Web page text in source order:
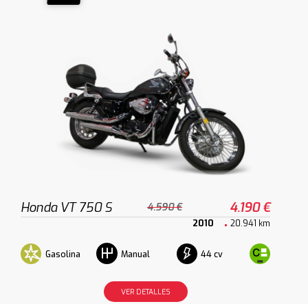
Honda VT 750 S 4.590 € 4.190 €
2010 20.941 km
Gasolina Manual 44 cv
VER DETALLES